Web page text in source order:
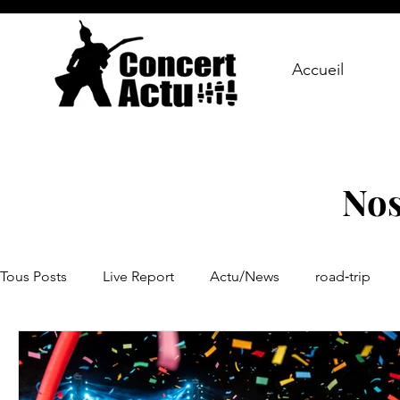
Accueil
Tous Posts Live Report Actu/News road‑trip